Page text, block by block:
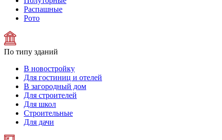
Распашные
Рото
По типу зданий
В новостройку
Для гостиниц и отелей
В загородный дом
Для строителей
Для школ
Строительные
Для дачи